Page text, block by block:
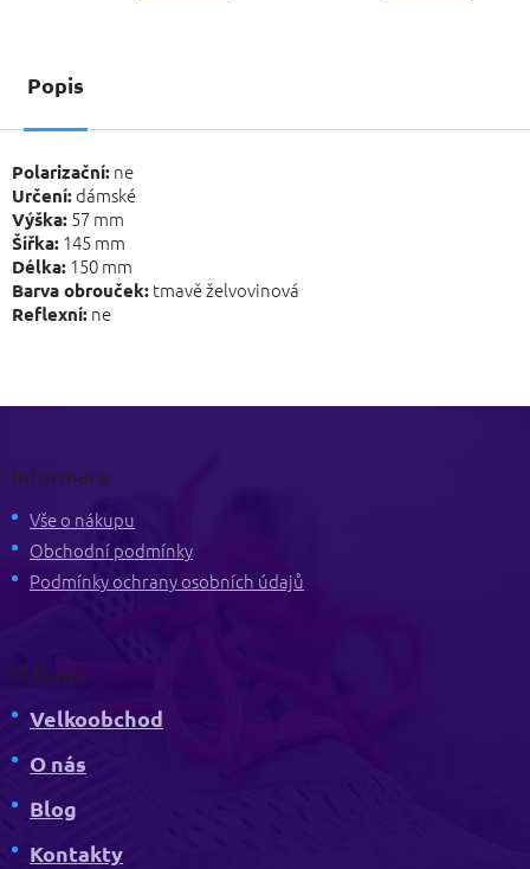
Popis
Polarizační: ne
Určení:dámské
Výška: 57 mm
Šířka: 145 mm
Délka: 150 mm
Barva obrouček: tmavě želvovinová
Reflexní: ne
Informace
Vše o nákupu
Obchodní podmínky
Podmínky ochrany osobních údajů
O firmě
Velkoobchod
O nás
Blog
Kontakty